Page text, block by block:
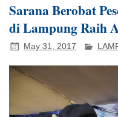
Sarana Berobat
di Lampung Raih
May 31, 2017